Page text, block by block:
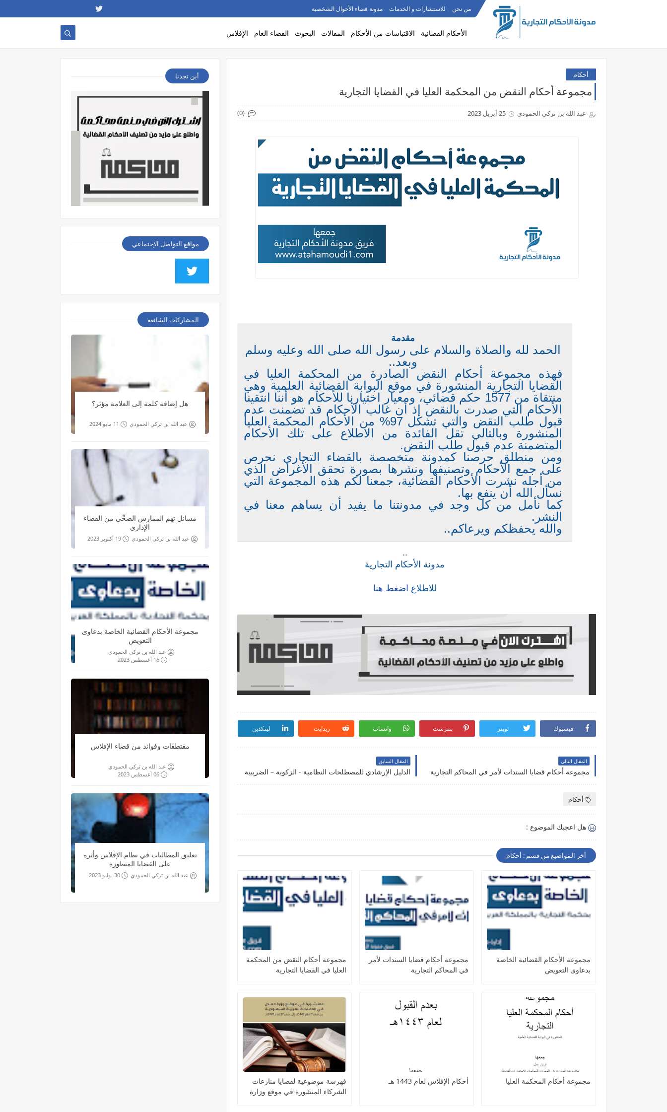
من نحن للاستشارات و الخدمات مدونة قضاء الأحوال الشخصية
الأحكام القضائية الاقتباسات من الأحكام المقالات البحوث القضاء العام الإفلاس
أحكام
مجموعة أحكام النقض من المحكمة العليا في القضايا التجارية
عبد الله بن تركي الحمودي 25 أبريل 2023 (0)
مقدمة
الحمد لله والصلاة والسلام على رسول الله صلى الله وعليه وسلم
وبعد..
فهذه مجموعة أحكام النقض الصادرة من المحكمة العليا في
القضايا التجارية المنشورة في موقع البوابة القضائية العلمية وهي
منتقاة من 1577 حكم قضائي، ومعيار اختيارنا للأحكام هو أننا انتقينا
الأحكام التي صدرت بالنقض إذ أن غالب الأحكام قد تضمنت عدم
قبول طلب النقض والتي تشكل 97% من الأحكام المحكمة العليا
المنشورة وبالتالي تقل الفائدة من الاطلاع على تلك الأحكام
المتضمنة عدم قبول طلب النقض.
ومن منطلق حرصنا كمدونة متخصصة بالقضاء التجاري نحرص
على جمع الأحكام وتصنيفها ونشرها بصورة تحقق الأغراض الذي
من أجله نشرت الأحكام القضائية، جمعنا لكم هذه المجموعة التي
نسأل الله أن ينفع بها.
كما نأمل من كل وجد في مدونتنا ما يفيد أن يساهم معنا في
النشر.
والله يحفظكم ويرعاكم..
..
مدونة الأحكام التجارية
للاطلاع اضغط هنا
فيسبوك تويتر بنترست واتساب ريدايت لينكدين
المقال التالي
مجموعة أحكام قضايا السندات لأمر في المحاكم التجارية
المقال السابق
الدليل الإرشادي للمصطلحات النظامية - الزكوية – الضريبية
أحكام
هل اعجبك الموضوع :
أخر المواضيع من قسم : أحكام
مجموعة الأحكام القضائية الخاصة
بدعاوى التعويض
مجموعة أحكام قضايا السندات لأمر
في المحاكم التجارية
مجموعة أحكام النقض من المحكمة
العليا في القضايا التجارية
مجموعة أحكام المحكمة العليا أحكام الإفلاس لعام 1443 هـ
فهرسة موضوعية لقضايا منازعات
الشركاء المنشورة في موقع وزارة
أين تجدنا
مواقع التواصل الإجتماعي
المشاركات الشائعة
هل إضافة كلمة إلى العلامة مؤثر؟
عبد الله بن تركي الحمودي 11 مايو 2024
مسائل تهم الممارس الصحِّي من القضاء
الإداري
عبد الله بن تركي الحمودي 19 أكتوبر 2023
مجموعة الأحكام القضائية الخاصة بدعاوى
التعويض
عبد الله بن تركي الحمودي
16 أغسطس 2023
مقتطفات وفوائد من قضاء الإفلاس
عبد الله بن تركي الحمودي
06 أغسطس 2023
تعليق المطالبات في نظام الإفلاس وأثره
على القضايا المنظورة
عبد الله بن تركي الحمودي 30 يوليو 2023